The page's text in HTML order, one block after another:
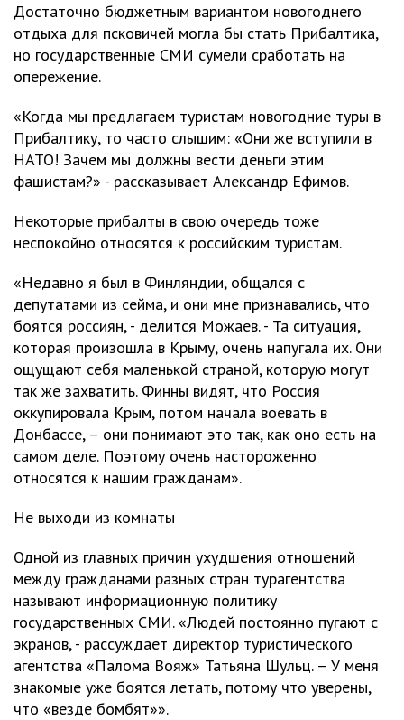
Достаточно бюджетным вариантом новогоднего
отдыха для псковичей могла бы стать Прибалтика,
но государственные СМИ сумели сработать на
опережение.
«Когда мы предлагаем туристам новогодние туры в
Прибалтику, то часто слышим: «Они же вступили в
НАТО! Зачем мы должны вести деньги этим
фашистам?» - рассказывает Александр Ефимов.
Некоторые прибалты в свою очередь тоже
неспокойно относятся к российским туристам.
«Недавно я был в Финляндии, общался с
депутатами из сейма, и они мне признавались, что
боятся россиян, - делится Можаев. - Та ситуация,
которая произошла в Крыму, очень напугала их. Они
ощущают себя маленькой страной, которую могут
так же захватить. Финны видят, что Россия
оккупировала Крым, потом начала воевать в
Донбассе, – они понимают это так, как оно есть на
самом деле. Поэтому очень настороженно
относятся к нашим гражданам».
Не выходи из комнаты
Одной из главных причин ухудшения отношений
между гражданами разных стран турагентства
называют информационную политику
государственных СМИ. «Людей постоянно пугают с
экранов, - рассуждает директор туристического
агентства «Палома Вояж» Татьяна Шульц. – У меня
знакомые уже боятся летать, потому что уверены,
что «везде бомбят»».